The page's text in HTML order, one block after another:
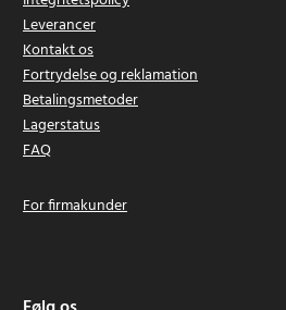
Leverancer
Kontakt os
Fortrydelse og reklamation
Betalingsmetoder
Lagerstatus
FAQ
For firmakunder